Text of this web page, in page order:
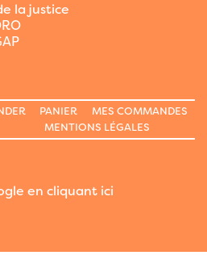
la justice
PANIER
MES COMMANDES
MENTIONS LÉGALES
en cliquant ici